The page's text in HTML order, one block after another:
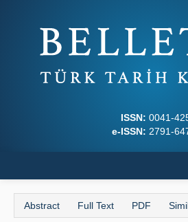
ISSN: 0041-
e-ISSN: 2791-
About
Abstract Full Text PDF